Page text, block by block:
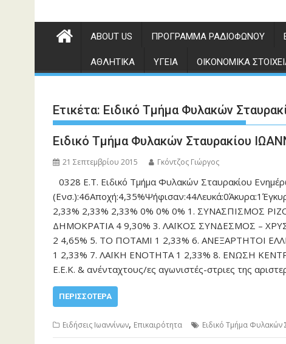
ABOUT US ΠΡΌΓΡΑΜΜΑ ΡΑΔΙΟΦΏΝΟΥ
ΑΘΛΗΤΙΚΆ ΥΓΕΊΑ ΟΙΚΟΝΟΜΙΚΆ
Ετικέτα: Ειδικό Τμήμα Φυλακών
Ειδικό Τμήμα Φυλακών Σταυρακίου
21 Σεπτεμβρίου 2015 Γκόντζος Γιώργος
0328 Ε.Τ. Ειδικό Τμήμα Φυλακών Σταυρακίου
2,33% 2,33% 2,33% 0% 0% 0% 1. ΣΥΝΑΣΠΙΣΜΟΣ
ΔΗΜΟΚΡΑΤΙΑ 4 9,30% 3. ΛΑΪΚΟΣ ΣΥΝΔΕΣΜΟΣ –
2 4,65% 5. ΤΟ ΠΟΤΑΜΙ 1 2,33% 6. ΑΝΕΞΑΡΤΗΤΟΙ
1 2,33% 7. ΛΑΪΚΗ ΕΝΟΤΗΤΑ 1 2,33% 8. ΕΝΩΣΗ
Ε.Ε.Κ. & ανένταχτους/ες αγωνιστές-στριες της
ΠΕΡΙΣΣΌΤΕΡΑ
Ειδήσεις Ιωαννίνων, Επικαιρότητα Ειδικό Τμήμα Φυλακών